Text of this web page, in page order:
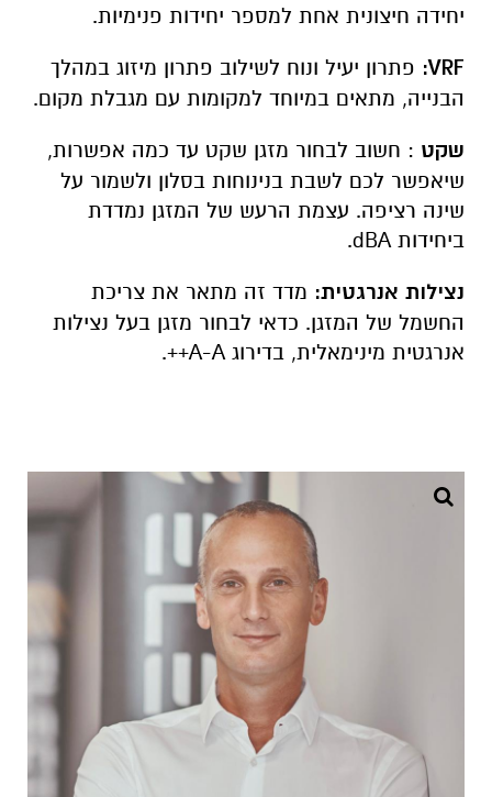
יחידה חיצונית אחת למספר יחידות פנימיות.
VRF: פתרון יעיל ונוח לשילוב פתרון מיזוג במהלך
הבנייה, מתאים במיוחד למקומות עם מגבלת מקום.
שקט : חשוב לבחור מזגן שקט עד כמה אפשרות,
שיאפשר לכם לשבת בנינוחות בסלון ולשמור על
שינה רציפה. עצמת הרעש של המזגן נמדדת
ביחידות dBA.
נצילות אנרגטית: מדד זה מתאר את צריכת
החשמל של המזגן. כדאי לבחור מזגן בעל נצילות
אנרגטית מינימאלית, בדירוג A-A++.